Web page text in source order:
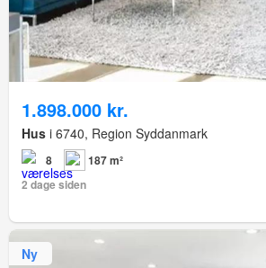
1.898.000 kr.
Hus i 6740, Region Syddanmark
8
187 m²
2 dage siden
Ny